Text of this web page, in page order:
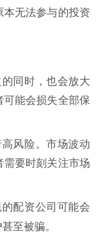
无法参与的投资
同时，也会放大
能会损失全部保
风险。市场波动
要时刻关注市场
配资公司可能会
甚至被骗。